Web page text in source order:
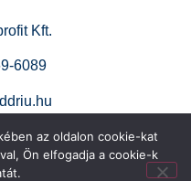
Kft.
6089
utca 3.
az oldalon cookie-kat
Ön elfogadja a cookie-k